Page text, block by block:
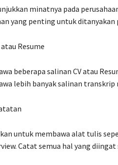
minatnya pada
yang penting untuk ditanyakan
Resume
beberapa salinan CV atau
lebih banyak salinan
untuk membawa alat tulis
Catat semua hal yang